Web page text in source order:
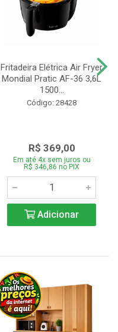
Fritadeira Elétrica Air Fryer
Mondial Pratic AF-36 3,6L
1500...
Código: 28428
R$ 369,00
Em até 4x sem juros ou
R$ 346,86 no PIX
Adicionar